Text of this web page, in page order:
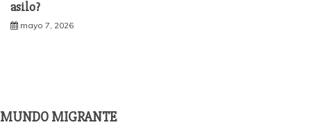
asilo?
mayo 7, 2026
MUNDO MIGRANTE